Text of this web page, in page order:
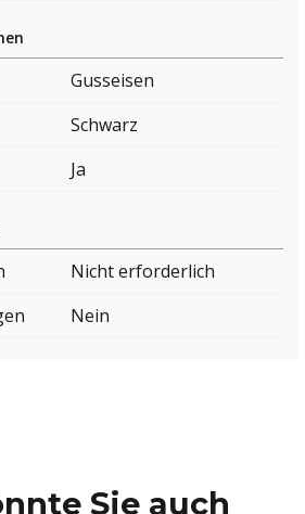
Gusseisen
Schwarz
Ja
Nicht erforderlich
Nein
Sie auch